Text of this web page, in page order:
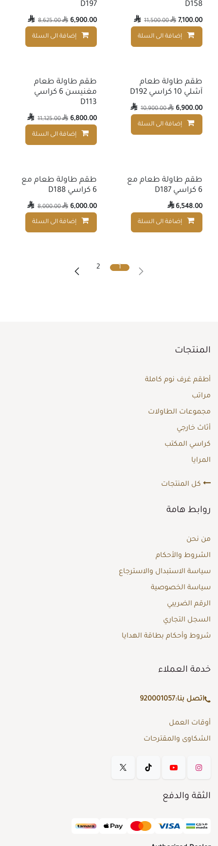
D158
7,100.00
11,500.00
إضافة الى السلة إضافة إلى قائمة الأمنيات
D197
6,900.00
8,625.00
إضافة الى السلة
طقم طاولة طعام
آشلي 10 كراسي D192
6,900.00
10,900.00
إضافة الى السلة إضافة إلى قائمة الأمنيات
طقم طاولة طعام
مغنيسن 6 كراسي
D113
6,800.00
11,125.00
إضافة الى السلة
طقم طاولة طعام مع
6 كراسي D187
6,548.00

إضافة الى السلة إضافة إلى قائمة الأمنيات
طقم طاولة طعام مع
6 كراسي D188
6,000.00
8,000.00
إضافة الى السلة
1
2
المنتجات
أطقم غرف نوم كاملة
مراتب
مجموعات الطاولات
أثاث خارجي
كراسي المكتب
المرايا
كل المنتجات
روابط هامة
من نحن
الشروط والأحكام
سياسة الاستبدال والاسترجاع
سياسة الخصوصية
الرقم الضريبي
السجل التجاري
شروط وأحكام بطاقة الهدايا
خدمة العملاء
اتصل بنا:920001057
أوقات العمل
الشكاوى والمقترحات
الثقة والدفع